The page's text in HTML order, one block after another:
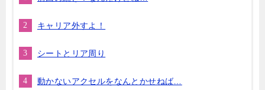
キャリア外すよ！
シートとリア周り
動かないアクセルをなんとかせねば…